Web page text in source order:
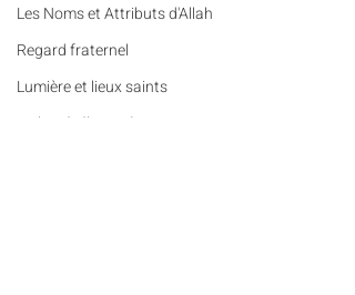
Les Noms et Attributs d'Allah
Regard fraternel
Lumière et lieux saints
De la Révélation à nos jours